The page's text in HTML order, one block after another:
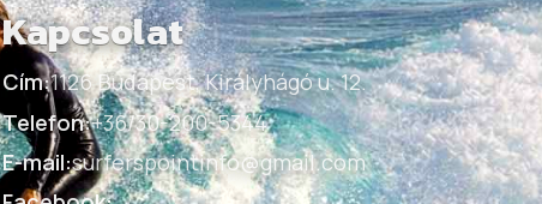
Kapcsolat
Cím:1126 Budapest, Királyhágó u. 12.
Telefon:+36/30-200-5344
E-mail:surferspointinfo@gmail.com